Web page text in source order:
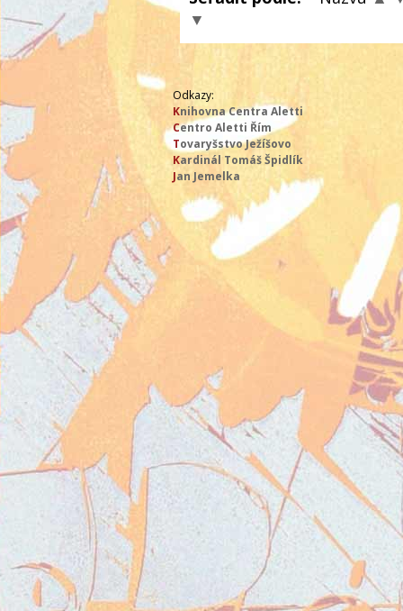
▼
Odkazy:
Knihovna Centra Aletti
Centro Aletti Řím
Tovaryšstvo Ježíšovo
Kardinál Tomáš Špidlík
Jan Jemelka